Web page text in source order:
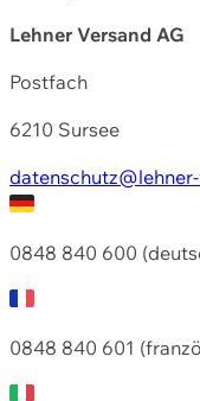
Lehner Versand AG
Postfach
6210 Sursee
0848 840 600
0848 840 601